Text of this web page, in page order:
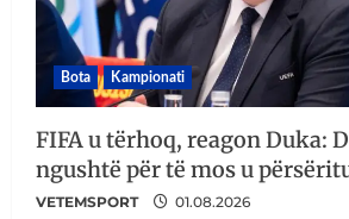
Bota Kampionati
FIFA u tërhoq, reagon Duka:
ngushtë për të mos u
VETEMSPORT 01.08.2026